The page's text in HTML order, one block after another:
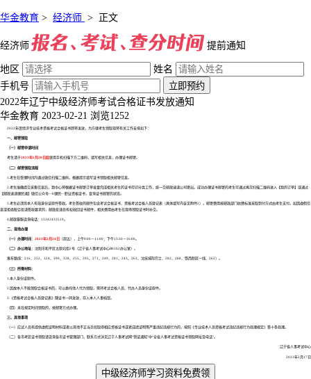
华金教育 > 经济师 > 正文
经济师 提前通知
地区
姓名
手机号
立即预约
2022年辽宁中级经济师考试合格证书发放通知
华金教育 2023-02-21 浏览1252
2022年度经济专业技术资格考试合格证书即将发放，为方便考生领取现将有关工作安排如下：
一、邮寄领取
（一）邮寄申请时间
考生请于2023年2月20日起使用手机扫描下方二维码，填写相关信息，办理证书邮寄。
（二）邮寄领取流程
1.考生在受理时间内通过微信扫描二维码，根据提示填写证书领取相关邮寄信息。
2.考生准确提交采集信息后，我中心将根据证书邮寄订单批量完成相关考生的证书打印分类工作，统一交邮政速递公司寄出。成功办理证书邮寄的考生可通过再次扫描二维码进入【我的订单】或通过
【邮政速递便民通】微信公众号—E便民—职业资格证书，查询证书邮寄的状态。
3.考生必须凭本人有效身份证原件签收。考生签收的邮件包含考试合格证书、资格考试合格人员登记表（具体填写内容见附件2）。邮寄费用按邮政部门收费标准采取到付方式由考生支付。如因虚假信
息或拒绝配合投递签收要求的，邮政投递员有权收回证书邮件，相关费用由考生在现场领取证书时补交。
4.邮政客服咨询电话：13342433519。
二、现场办理
（一）办理时间： 2023年2月24日 （周五），上午9:00－11:00；下午13:30－16:00。
（二）办公地址： 沈阳市和平区太原北街2号（辽宁省人事考试中心B0102办公室）。
乘车路线：216、252、324、399、328、255、295、271、249、281、243、263、沈抚城际巴士、282、288、铁西新区一线、262）。
（三）所需材料：
1.本人身份证原件。
2.因故本人不能领取合格证书的，可以委托他人代为领取，需持考试合格人员、代办人员身份证原件。
3.《资格考试合格人员登记表》随证书一同发放，存入本人人事档案。
（四）未在规定时间领取的，按邮寄方式办理。
三、其他事项
（一）应试人员有提供虚假证明材料或者以其他不正当手段取得相应资格证书或者成绩证明等严重违纪违规行为的，按照《专业技术人员资格考试违纪违规行为处理规定》第十条处理。
（二）各市考区证书领取请咨询各市证书管理部门，联系方式详见辽宁人事考试网“领证通知”中“全省人事考试资格证书领取网址及电话”。
辽宁省人事考试中心
2023年2月17日
中级经济师学习资料免费领